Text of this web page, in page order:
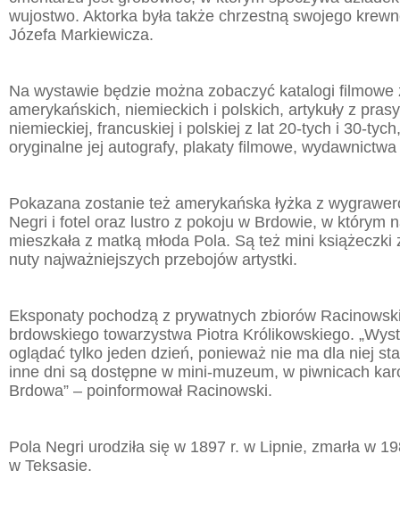
wujostwo. Aktorka była także chrzestną swojego
Józefa Markiewicza.
Na wystawie będzie można zobaczyć katalogi filmowe
amerykańskich, niemieckich i polskich, artykuły z
niemieckiej, francuskiej i polskiej z lat 20-tych i 30-
oryginalne jej autografy, plakaty filmowe,
Pokazana zostanie też amerykańska łyżka z
Negri i fotel oraz lustro z pokoju w Brdowie, w którym
mieszkała z matką młoda Pola. Są też mini
nuty najważniejszych przebojów artystki.
Eksponaty pochodzą z prywatnych zbiorów
brdowskiego towarzystwa Piotra Królikowskiego.
oglądać tylko jeden dzień, ponieważ nie ma dla niej
inne dni są dostępne w mini-muzeum, w piwnicach
Brdowa” – poinformował Racinowski.
Pola Negri urodziła się w 1897 r. w Lipnie, zmarła w
w Teksasie.